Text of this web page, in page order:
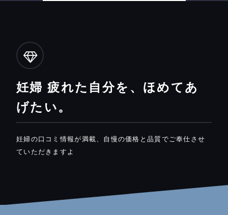
妊婦 疲れた自分を、ほめてあ
げたい。
妊婦の口コミ情報が満載、自慢の価格と品質でご奉仕させ
ていただきますよ